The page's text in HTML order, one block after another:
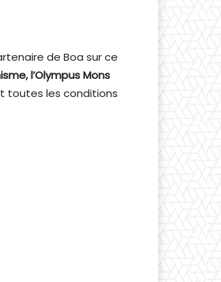
de Boa sur ce
l’Olympus Mons
toutes les conditions